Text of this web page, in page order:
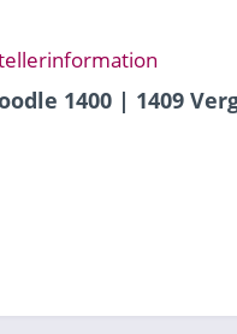
1400 | 1409